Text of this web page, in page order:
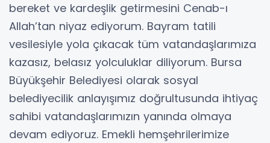
bereket ve kardeşlik getirmesini Cenab-ı
Allah’tan niyaz ediyorum. Bayram tatili
vesilesiyle yola çıkacak tüm vatandaşlarımıza
kazasız, belasız yolculuklar diliyorum. Bursa
Büyükşehir Belediyesi olarak sosyal
belediyecilik anlayışımız doğrultusunda ihtiyaç
sahibi vatandaşlarımızın yanında olmaya
devam ediyoruz. Emekli hemşehrilerimize